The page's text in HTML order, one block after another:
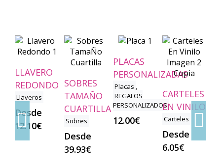
LLAVERO
REDONDO
Llaveros
Desde
12.10€
SOBRES
TAMAÑO
CUARTILLA
Sobres
Desde
39.93€
PLACAS
PERSONALIZADAS
Placas ,
REGALOS
PERSONALIZADOS
12.00€
CARTELES
EN VINILO
Carteles
Desde
6.05€